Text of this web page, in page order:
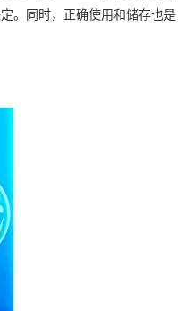
。同时，正确使用和储存也是